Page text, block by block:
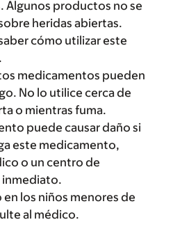
Algunos productos no se
heridas abiertas.
cómo utilizar este
medicamentos pueden
No lo utilice cerca de
o mientras fuma.
puede causar daño si
este medicamento,
o un centro de
los niños menores de
al médico.